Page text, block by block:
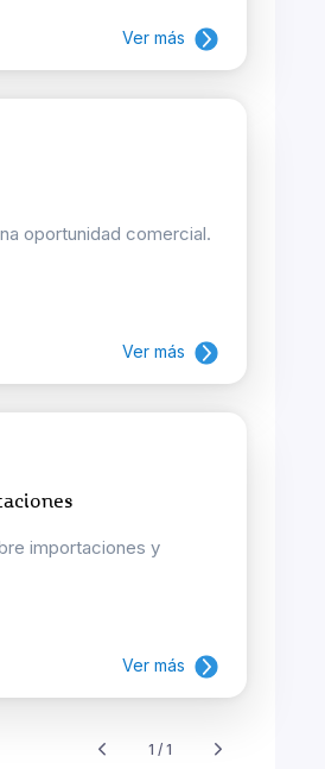
Ver más
oportunidad comercial.
Ver más
importaciones y
Ver más
1 / 1